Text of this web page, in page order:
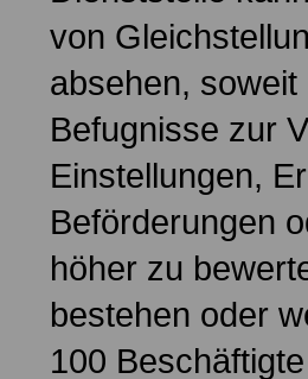
von
absehen,
Befugnisse zur
Einstellungen,
Beförderungen
höher zu
bestehen oder
100